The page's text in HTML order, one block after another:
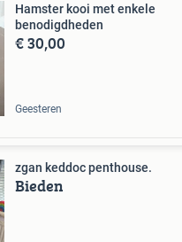
Hamster kooi met enkele
benodigdheden
€ 30,00
Geesteren
zgan keddoc penthouse.
Bieden